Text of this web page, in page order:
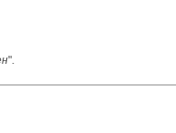
".